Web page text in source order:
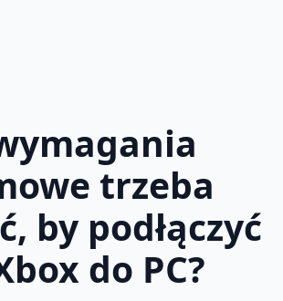
trzeba
by podłączyć
do PC?